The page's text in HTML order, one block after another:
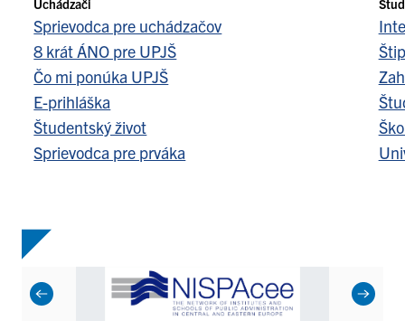
Uchádzači
Sprievodca pre uchádzačov
8 krát ÁNO pre UPJŠ
Čo mi ponúka UPJŠ
E-prihláška
Študentský život
Sprievodca pre prváka